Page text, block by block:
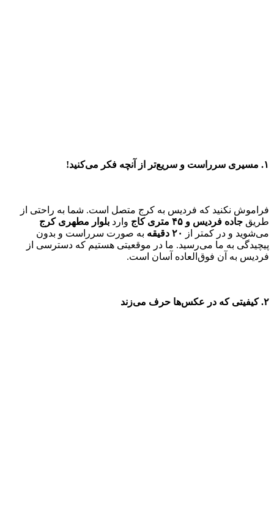
۱. مسیری سرراست و سریع‌تر از آنچه فکر می‌کنید!
فراموش نکنید که فردیس به کرج متصل است. شما به راحتی از
طریق جاده فردیس و ۴۵ متری کاج وارد بلوار مطهری کرج
می‌شوید و در کمتر از
۲۰ دقیقه
به صورت سرراست و بدون
پیچیدگی به ما می‌رسید. ما در موقعیتی هستیم که دسترسی از
فردیس به آن فوق‌العاده آسان است.
۲. کیفیتی که در عکس‌ها حرف می‌زند